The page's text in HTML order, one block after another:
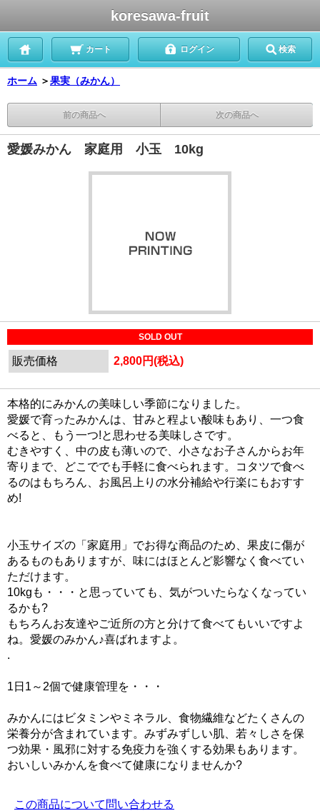
koresawa-fruit
カート ログイン 検索
ホーム ＞果実（みかん）
前の商品へ 次の商品へ
愛媛みかん 家庭用 小玉 10kg
SOLD OUT
販売価格 2,800円(税込)
本格的にみかんの美味しい季節になりました。
愛媛で育ったみかんは、甘みと程よい酸味もあり、一つ食
べると、もう一つ!と思わせる美味しさです。
むきやすく、中の皮も薄いので、小さなお子さんからお年
寄りまで、どこででも手軽に食べられます。コタツで食べ
るのはもちろん、お風呂上りの水分補給や行楽にもおすす
め!
小玉サイズの「家庭用」でお得な商品のため、果皮に傷が
あるものもありますが、味にはほとんど影響なく食べてい
ただけます。
10kgも・・・と思っていても、気がついたらなくなってい
るかも?
もちろんお友達やご近所の方と分けて食べてもいいですよ
ね。愛媛のみかん♪喜ばれますよ。
.
1日1～2個で健康管理を・・・
みかんにはビタミンやミネラル、食物繊維などたくさんの
栄養分が含まれています。みずみずしい肌、若々しさを保
つ効果・風邪に対する免疫力を強くする効果もあります。
おいしいみかんを食べて健康になりませんか?
この商品について問い合わせる